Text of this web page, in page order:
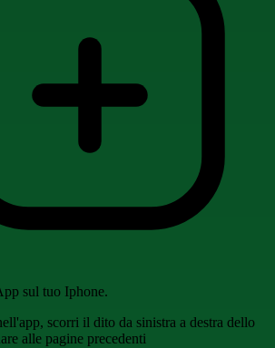
sul tuo Iphone.
scorri il dito da sinistra a destra dello
alle pagine precedenti